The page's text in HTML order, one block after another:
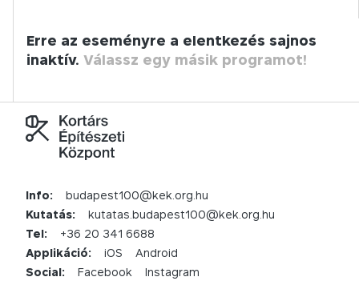
Erre az eseményre a elentkezés sajnos
inaktív. Válassz egy másik programot!
Info:
budapest100@kek.org.hu
Kutatás:
kutatas.budapest100@kek.org.hu
Tel:
+36 20 341 6688
Applikáció:
iOS
Android
Social:
Facebook Instagram